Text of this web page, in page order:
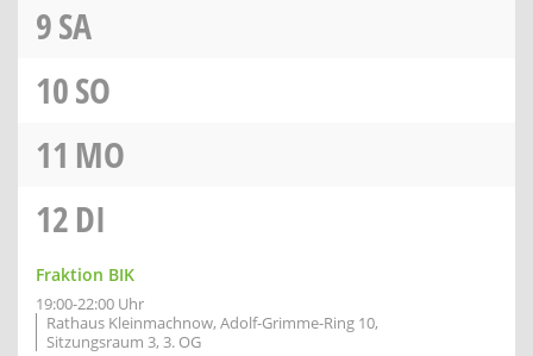
9SA
10SO
11 MO
12DI
Fraktion BIK
19:00-22:00 Uhr
Rathaus Kleinmachnow, Adolf-Grimme-Ring 10,
Sitzungsraum 3, 3. OG